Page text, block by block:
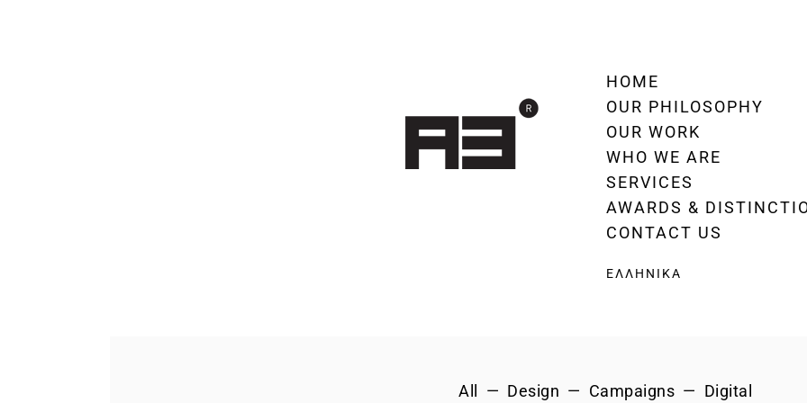
HOME
OUR PHILOSOPHY
OUR WORK
WHO WE ARE
SERVICES
AWARDS &
CONTACT US
ΕΛΛΗΝΙΚΑ
All Design Campaigns Digital